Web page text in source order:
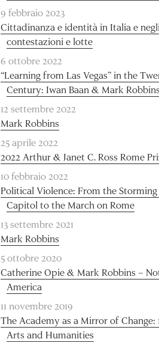
9 febbraio 2023
Cittadinanza e identità in Italia e
contestazioni e lotte
6 ottobre 2022
“Learning from Las Vegas” in the
Century: Iwan Baan & Mark Robbins
12 settembre 2022
Mark Robbins
25 aprile 2022
2022 Arthur & Janet C. Ross Rome
10 febbraio 2022
Political Violence: From the
Capitol to the March on Rome
13 settembre 2021
Mark Robbins
5 ottobre 2020
Catherine Opie & Mark Robbins –
America
11 novembre 2019
The Academy as a Mirror of Change:
Arts and Humanities